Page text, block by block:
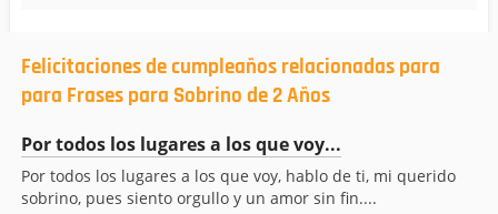
Felicitaciones de cumpleaños relacionadas para
para Frases para Sobrino de 2 Años
Por todos los lugares a los que voy...
Por todos los lugares a los que voy, hablo de ti, mi querido
sobrino, pues siento orgullo y un amor sin fin....